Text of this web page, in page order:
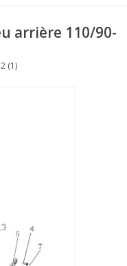
arrière 110/90-
(1)